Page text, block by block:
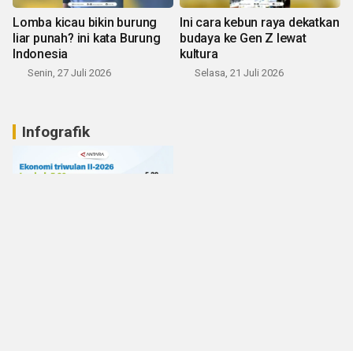
Lomba kicau bikin burung
liar punah? ini kata Burung
Indonesia
Senin, 27 Juli 2026
Ini cara kebun raya dekatkan
budaya ke Gen Z lewat
kultura
Selasa, 21 Juli 2026
Infografik